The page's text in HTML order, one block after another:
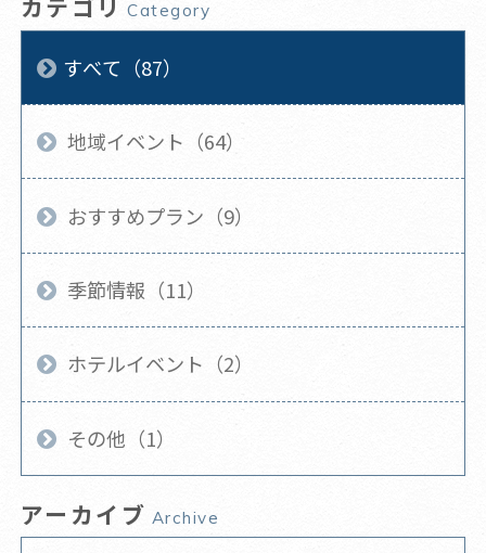
カテゴリ Category
すべて（87）
地域イベント（64）
おすすめプラン（9）
季節情報（11）
ホテルイベント（2）
その他（1）
アーカイブ Archive